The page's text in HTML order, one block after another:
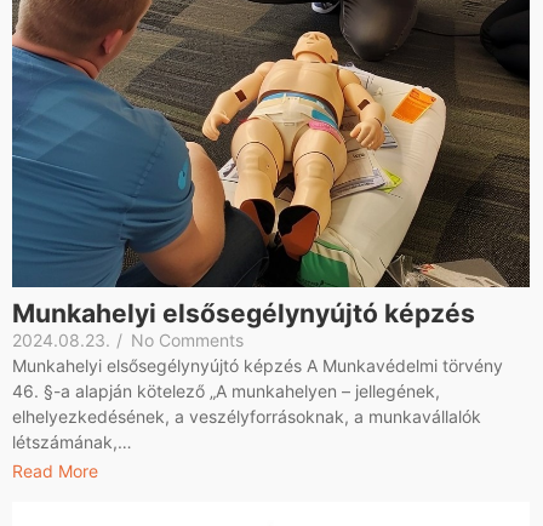
Munkahelyi elsősegélynyújtó képzés
2024.08.23. / No Comments
Munkahelyi elsősegélynyújtó képzés A Munkavédelmi törvény
46. §-a alapján kötelező „A munkahelyen – jellegének,
elhelyezkedésének, a veszélyforrásoknak, a munkavállalók
létszámának,…
Read More